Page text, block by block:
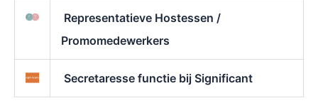
Representatieve Hostessen /
Promomedewerkers
Secretaresse functie bij Significant